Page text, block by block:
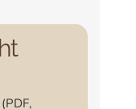
(PDF,